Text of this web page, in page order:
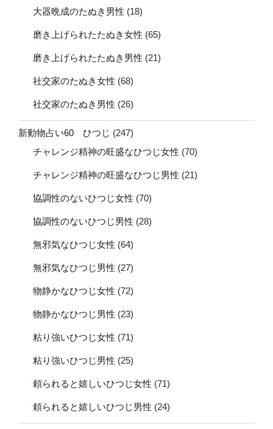
大器晩成のたぬき男性 (18)
磨き上げられたたぬき女性 (65)
磨き上げられたたぬき男性 (21)
社交家のたぬき女性 (68)
社交家のたぬき男性 (26)
新動物占い60 ひつじ (247)
チャレンジ精神の旺盛なひつじ女性 (70)
チャレンジ精神の旺盛なひつじ男性 (21)
協調性のないひつじ女性 (70)
協調性のないひつじ男性 (28)
無邪気なひつじ女性 (64)
無邪気なひつじ男性 (27)
物静かなひつじ女性 (72)
物静かなひつじ男性 (23)
粘り強いひつじ女性 (71)
粘り強いひつじ男性 (25)
頼られると嬉しいひつじ女性 (71)
頼られると嬉しいひつじ男性 (24)